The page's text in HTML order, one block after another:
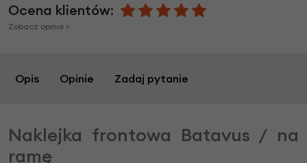
Ocena klientów:
Zobacz opinie >
Opis Opinie Zadaj pytanie
Naklejka frontowa Batavus / na
ramę